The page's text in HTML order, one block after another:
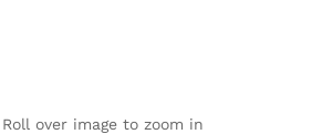
Roll over image to zoom in